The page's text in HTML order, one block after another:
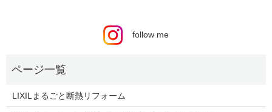
follow me
LIXILまるごと断熱リフォーム